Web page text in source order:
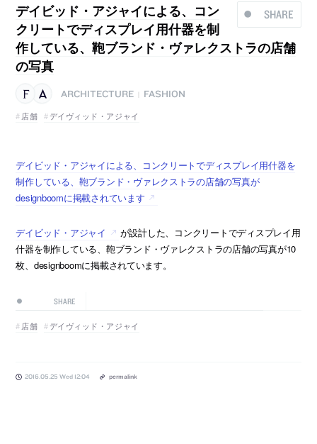
SHARE
デイビッド・アジャイによる、コン
クリートでディスプレイ用什器を制
作している、鞄ブランド・ヴァレクストラの店舗
の写真
ARCHITECTURE
FASHION
店舗
デイヴィッド・アジャイ
デイビッド・アジャイによる、コンクリートでディスプレイ用什器を
制作している、鞄ブランド・ヴァレクストラの店舗の写真が
designboomに掲載されています
デイビッド・アジャイ
が設計した、コンクリートでディスプレイ用
什器を制作している、鞄ブランド・ヴァレクストラの店舗の写真が10
枚、designboomに掲載されています。
SHARE
店舗 デイヴィッド・アジャイ
2016.05.25 Wed 12:04 permalink